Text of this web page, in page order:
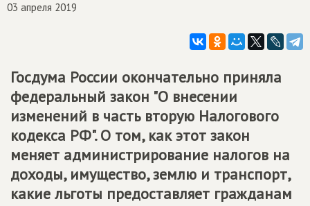
03 апреля 2019
Госдума России окончательно приняла
федеральный закон "О внесении
изменений в часть вторую Налогового
кодекса РФ". О том, как этот закон
меняет администрирование налогов на
доходы, имущество, землю и транспорт,
какие льготы предоставляет гражданам